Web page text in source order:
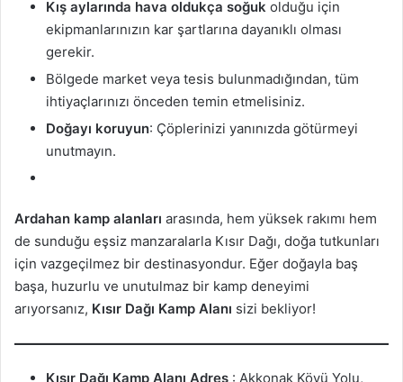
Kış aylarında hava oldukça soğuk olduğu için
ekipmanlarınızın kar şartlarına dayanıklı olması
gerekir.
Bölgede market veya tesis bulunmadığından, tüm
ihtiyaçlarınızı önceden temin etmelisiniz.
Doğayı koruyun: Çöplerinizi yanınızda götürmeyi
unutmayın.
Ardahan kamp alanları arasında, hem yüksek rakımı hem
de sunduğu eşsiz manzaralarla Kısır Dağı, doğa tutkunları
için vazgeçilmez bir destinasyondur. Eğer doğayla baş
başa, huzurlu ve unutulmaz bir kamp deneyimi
arıyorsanız, Kısır Dağı Kamp Alanı sizi bekliyor!
Kısır Dağı Kamp Alanı Adres : Akkonak Köyü Yolu,